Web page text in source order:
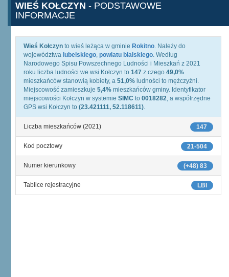
WIEŚ KOŁCZYN - PODSTAWOWE
INFORMACJE
Wieś Kołczyn to wieś leżąca w gminie Rokitno. Należy do
województwa lubelskiego, powiatu bialskiego. Według
Narodowego Spisu Powszechnego Ludności i Mieszkań z 2021
roku liczba ludności we wsi Kołczyn to 147 z czego 49,0%
mieszkańców stanowią kobiety, a 51,0% ludności to mężczyźni.
Miejscowość zamieszkuje 5,4% mieszkańców gminy. Identyfikator
miejscowości Kołczyn w systemie SIMC to 0018282, a współrzędne
GPS wsi Kołczyn to (23.421111, 52.118611).
147
Liczba mieszkańców (2021)
21-504
Kod pocztowy
(+48) 83
Numer kierunkowy
LBI
Tablice rejestracyjne